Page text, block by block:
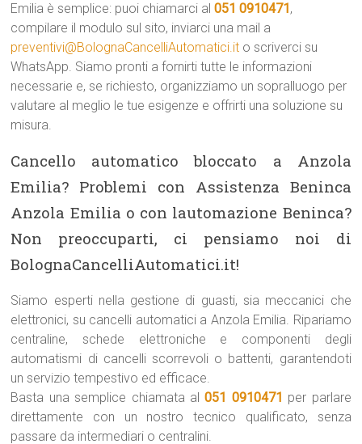
Emilia è semplice: puoi chiamarci al051 0910471,
compilare il modulo sul sito, inviarci una mail a
preventivi@BolognaCancelliAutomatici.it o scriverci su
WhatsApp. Siamo pronti a fornirti tutte le informazioni
necessarie e, se richiesto, organizziamo un sopralluogo per
valutare al meglio le tue esigenze e offrirti una soluzione su
misura.
Cancello automatico bloccato a Anzola
Emilia? Problemi con Assistenza Beninca
Anzola Emilia o con lautomazione Beninca?
Non preoccuparti, ci pensiamo noi di
BolognaCancelliAutomatici.it!
Siamo esperti nella gestione di guasti, sia meccanici che
elettronici, su cancelli automatici a Anzola Emilia. Ripariamo
centraline, schede elettroniche e componenti degli
automatismi di cancelli scorrevoli o battenti, garantendoti
un servizio tempestivo ed efficace.
Basta una semplice chiamata al051 0910471 per parlare
direttamente con un nostro tecnico qualificato, senza
passare da intermediari o centralini.